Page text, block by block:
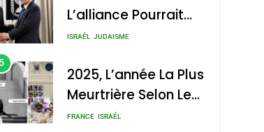
L’alliance Pourrait
S’étendre À 13 Pays
ISRAÉL JUDAISME
5
2025, L’année La Plus
Meurtrière Selon Le
Rapport D’ADL
FRANCE ISRAÉL